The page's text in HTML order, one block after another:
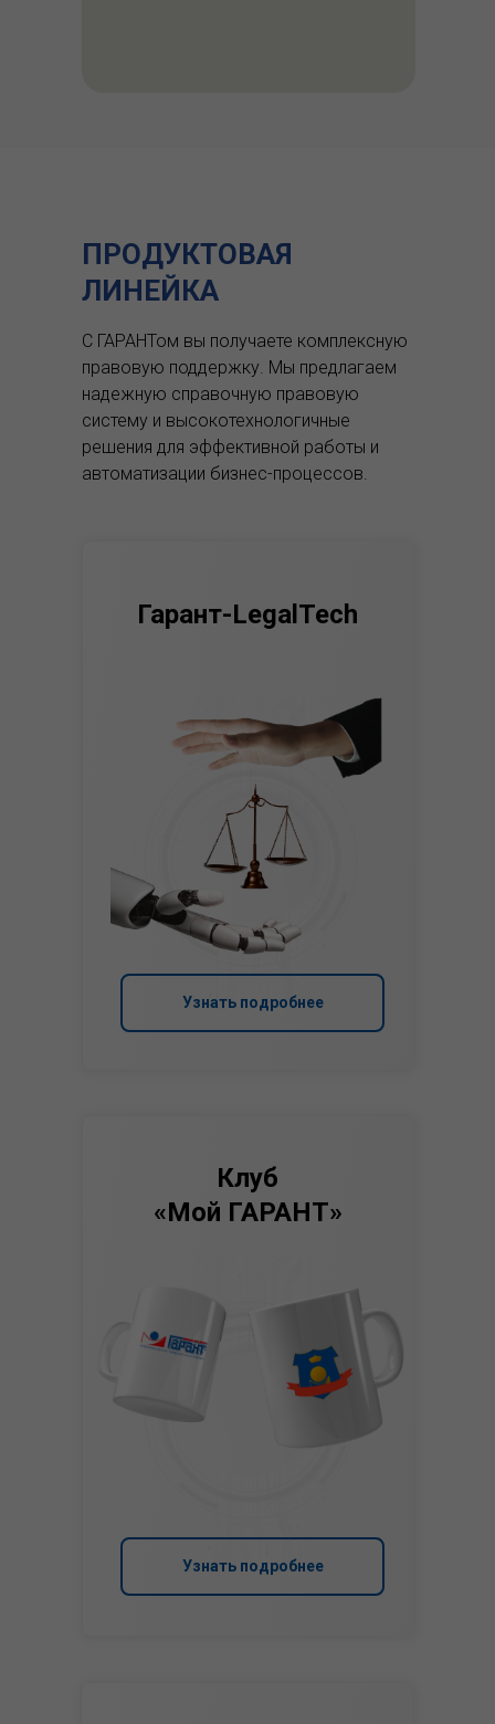
ПРОДУКТОВАЯ
ЛИНЕЙКА
С ГАРАНТом вы получаете комплексную
правовую поддержку. Мы предлагаем
надежную справочную правовую
систему и высокотехнологичные
решения для эффективной работы и
автоматизации бизнес-процессов.
Узнать подробнее
Клуб
«Мой ГАРАНТ»
Узнать подробнее
Гарант-LegalTech